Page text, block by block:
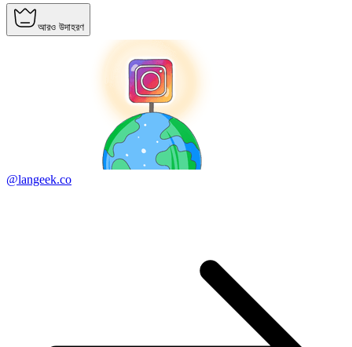
আরও উদাহরণ
@langeek.co